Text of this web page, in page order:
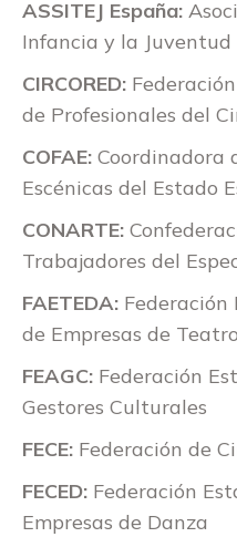
ASSITEJ España:
Infancia y la Juventud
CIRCORED:
de Profesionales del
COFAE: Coordinadora
Escénicas del Estado
CONARTE:
Trabajadores del
FAETEDA: Federación
de Empresas de
FEAGC: Federación
Gestores Culturales
FECE: Federación de
FECED: Federación
Empresas de Danza